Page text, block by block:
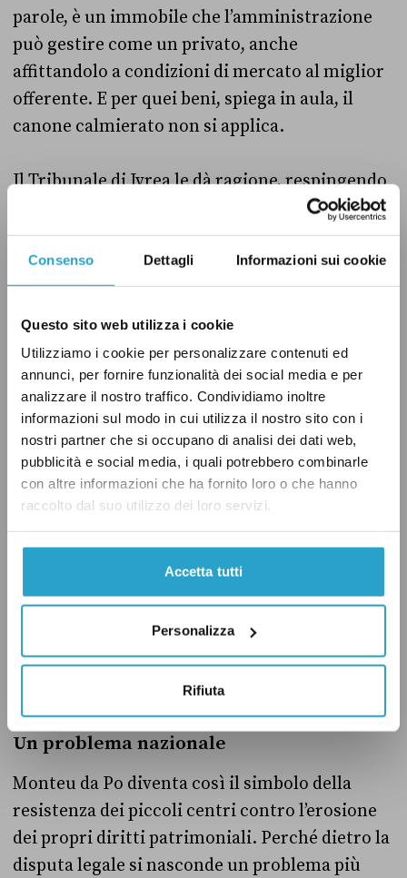
Consenso Dettagli Informazioni sui cookie
Questo sito web utilizza i cookie
Utilizziamo i cookie per personalizzare contenuti ed
annunci, per fornire funzionalità dei social media e per
analizzare il nostro traffico. Condividiamo inoltre
informazioni sul modo in cui utilizza il nostro sito con i
nostri partner che si occupano di analisi dei dati web,
pubblicità e social media, i quali potrebbero combinarle
con altre informazioni che ha fornito loro o che hanno
raccolto dal suo utilizzo dei loro servizi.
Accetta tutti
Personalizza
Rifiuta
parole, è un immobile che l’amministrazione
può gestire come un privato, anche
affittandolo a condizioni di mercato al miglior
offerente. E per quei beni, spiega in aula, il
canone calmierato non si applica.
Il Tribunale di Ivrea le dà ragione, respingendo
integralmente l’opposizione del gigante della
telefonia. La sentenza chiarisce che la norma
invocata dalla società non può derogare a un
contratto privatistico, specie quando si tratta
di beni che servono all’ente per generare
reddito e mantenere gli equilibri di bilancio.
Non basta: per ottenere i canoni degli anni
precedenti, il comune, con il supporto dei
legali, mette in piedi anche una procedura di
«sfratto per morosità» nei confronti
dell’azienda. Per non rischiare di dover
smontare tutto INWIT paga conto e arretrati
per circa 20 mila euro e mantiene l’antenna in
funzione.
Un problema nazionale
Monteu da Po diventa così il simbolo della
resistenza dei piccoli centri contro l’erosione
dei propri diritti patrimoniali. Perché dietro la
disputa legale si nasconde un problema più